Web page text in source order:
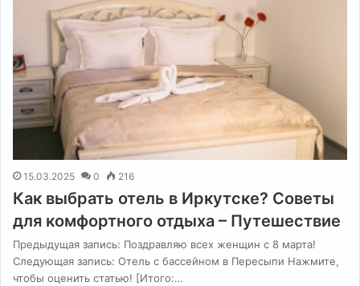
15.03.2025 0 216
Как выбрать отель в Иркутске? Советы
для комфортного отдыха – Путешествие
Предыдущая запись: Поздравляю всех женщин с 8 марта!
Следующая запись: Отель с бассейном в Пересыпи Нажмите,
чтобы оценить статью! [Итого:…